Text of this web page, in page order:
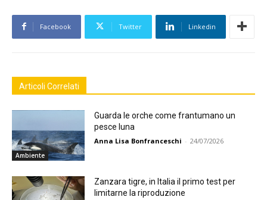
Facebook Twitter Linkedin
Articoli Correlati
Ambiente
Guarda le orche come frantumano un
pesce luna
Anna Lisa Bonfranceschi - 24/07/2026
Zanzara tigre, in Italia il primo test per
limitarne la riproduzione